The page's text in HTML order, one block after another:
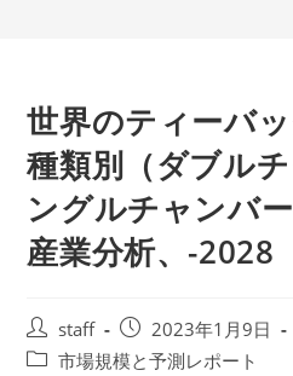
世界のティーバ
種類別（ダブル
ングルチャンバー
産業分析、-2028
投
稿
staff
投
稿
2023年1月9日
投
市場規模と予測レポート